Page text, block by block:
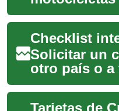
de
permite a
las dos
Solicitar un
otro país o a
proveedor
preparar